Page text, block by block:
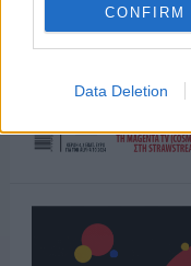
CONFIRM
Data Deletion